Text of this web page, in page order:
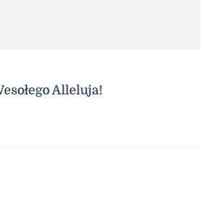
Alleluja!